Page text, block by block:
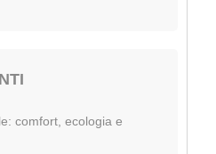
comfort, ecologia e